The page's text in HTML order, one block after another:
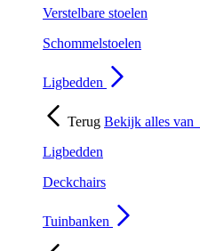
Verstelbare stoelen
Schommelstoelen
Ligbedden
Terug Bekijk alles van
Ligbedden
Deckchairs
Tuinbanken